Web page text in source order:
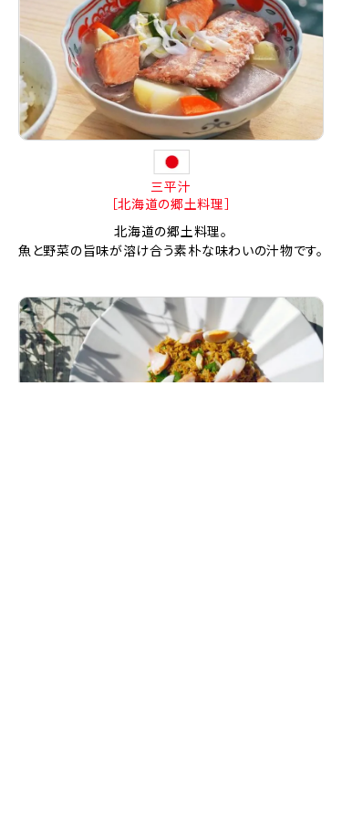
三平汁
［北海道の郷土料理］
北海道の郷土料理。
魚と野菜の旨味が溶け合う素朴な味わいの汁物です。